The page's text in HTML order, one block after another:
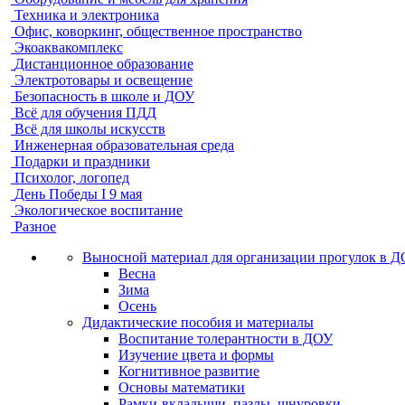
Техника и электроника
Офис, коворкинг, общественное пространство
Экоаквакомплекс
Дистанционное образование
Электротовары и освещение
Безопасность в школе и ДОУ
Всё для обучения ПДД
Всё для школы искусств
Инженерная образовательная среда
Подарки и праздники
Психолог, логопед
День Победы I 9 мая
Экологическое воспитание
Разное
Выносной материал для организации прогулок в
Весна
Зима
Осень
Дидактические пособия и материалы
Воспитание толерантности в ДОУ
Изучение цвета и формы
Когнитивное развитие
Основы математики